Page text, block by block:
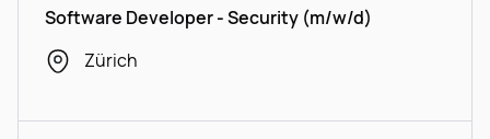
Software Developer - Security (m/w/d)
Zürich